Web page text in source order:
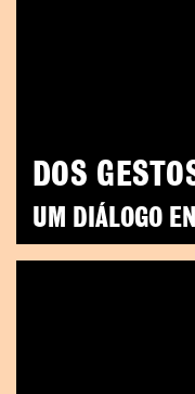
DOS
UM DIÁLOGO